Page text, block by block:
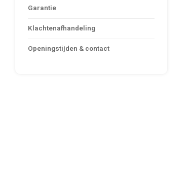
Garantie
Klachtenafhandeling
Openingstijden & contact